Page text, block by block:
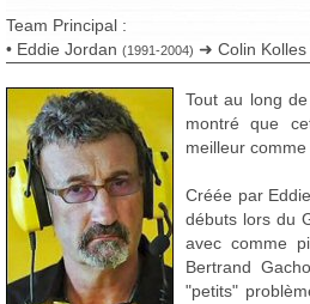
Team Principal :
• Eddie Jordan (1991-2004) ➜ Colin Kolles
Tout au long
montré que
meilleur comme
Créée par
débuts lors du
avec comme
Bertrand
"petits"